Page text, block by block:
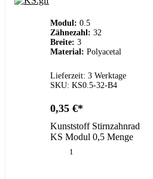
Modul: 0.5
Zähnezahl: 32
Breite: 3
Material: Polyacetal
Lieferzeit: 3 Werktage
SKU: KS0.5-32-B4
0,35 €
Kunststoff Stirnzahnrad
KS Modul 0,5 Menge